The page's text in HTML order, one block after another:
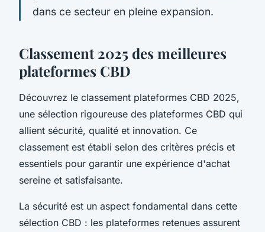
dans ce secteur en pleine expansion.
Classement 2025 des meilleures
plateformes CBD
Découvrez le classement plateformes CBD 2025,
une sélection rigoureuse des plateformes CBD qui
allient sécurité, qualité et innovation. Ce
classement est établi selon des critères précis et
essentiels pour garantir une expérience d'achat
sereine et satisfaisante.
La sécurité est un aspect fondamental dans cette
sélection CBD : les plateformes retenues assurent